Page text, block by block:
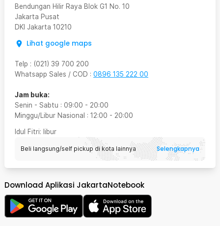
Bendungan Hilir Raya Blok G1 No. 10
Jakarta Pusat
DKI Jakarta 10210
Lihat google maps
Telp : (021) 39 700 200
Whatsapp Sales / COD : 0896 135 222 00
Jam buka:
Senin - Sabtu : 09:00 - 20:00
Minggu/Libur Nasional : 12:00 - 20:00
Idul Fitri: libur
Beli langsung/self pickup di kota lainnya Selengkapnya
Download Aplikasi JakartaNotebook